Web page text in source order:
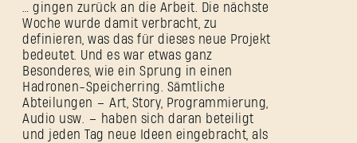
… gingen zurück an die Arbeit. Die nächste
Woche wurde damit verbracht, zu
definieren, was das für dieses neue Projekt
bedeutet. Und es war etwas ganz
Besonderes, wie ein Sprung in einen
Hadronen-Speicherring. Sämtliche
Abteilungen – Art, Story, Programmierung,
Audio usw. – haben sich daran beteiligt
und jeden Tag neue Ideen eingebracht, als